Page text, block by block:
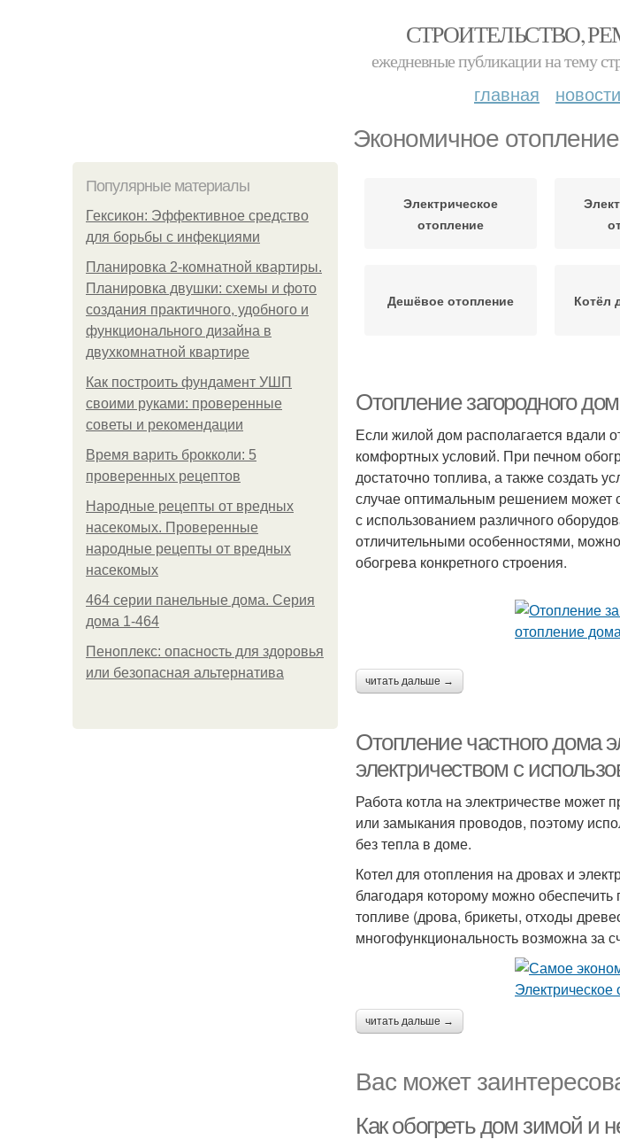
СТРОИТЕЛЬСТВО,
ежедневные публикации на тему
главная новости
Экономичное отопление
Популярные материалы
Гексикон: Эффективное средство
для борьбы с инфекциями
Планировка 2-комнатной квартиры.
Планировка двушки: схемы и фото
создания практичного, удобного и
функционального дизайна в
двухкомнатной квартире
Как построить фундамент УШП
своими руками: проверенные
советы и рекомендации
Время варить брокколи: 5
проверенных рецептов
Народные рецепты от вредных
насекомых. Проверенные
народные рецепты от вредных
насекомых
464 серии панельные дома. Серия
дома 1-464
Пеноплекс: опасность для здоровья
или безопасная альтернатива
Электрическое
отопление
Дешёвое отопление Котёл
Отопление загородного
Если жилой дом располагается вдали
комфортных условий. При печном
достаточно топлива, а также создать
случае оптимальным решением может
с использованием различного
отличительными особенностями,
обогрева конкретного строения.
читать дальше →
Отопление частного дома
электричеством с
Работа котла на электричестве может
или замыкания проводов, поэтому
без тепла в доме.
Котел для отопления на дровах и
благодаря которому можно
топливе (дрова, брикеты, отходы
многофункциональность возможна за
читать дальше →
Вас может
Как обогреть дом зимой и